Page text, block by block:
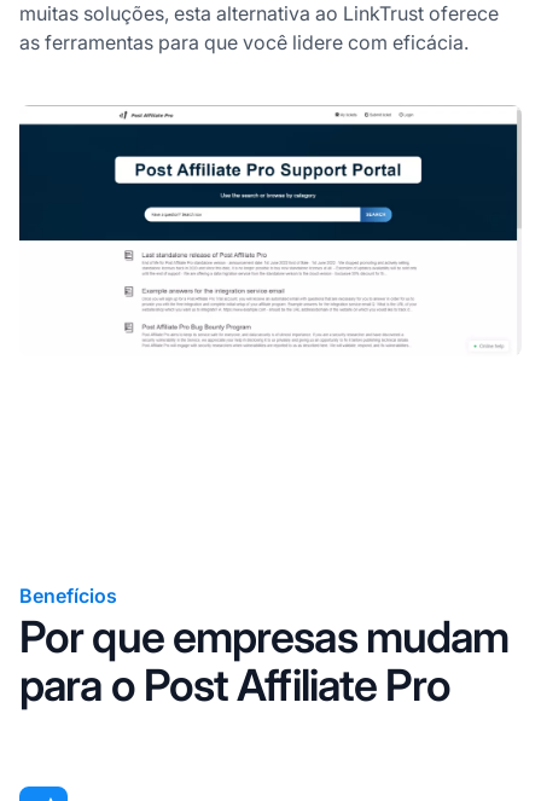
muitas soluções, esta alternativa ao LinkTrust oferece
as ferramentas para que você lidere com eficácia.
Benefícios
Por que empresas mudam
para o Post Affiliate Pro